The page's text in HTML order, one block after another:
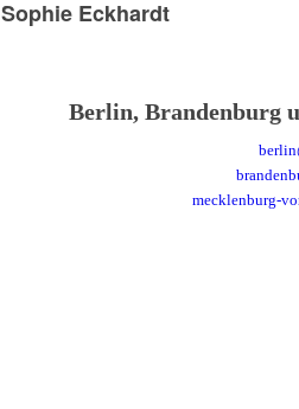
Sophie Eckhardt
Berlin, Brandenburg
mecklenburg-